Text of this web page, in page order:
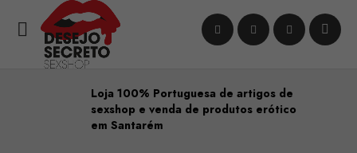

Loja 100% Portuguesa de artigos de
sexshop e venda de produtos erótico
em Santarém